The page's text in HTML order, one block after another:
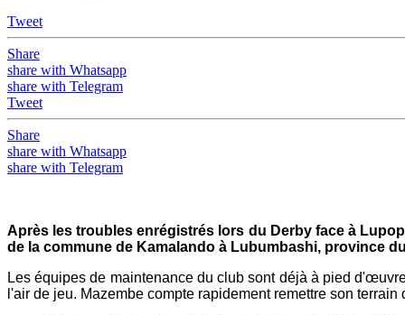
Tweet
Share
share with Whatsapp
share with Telegram
Tweet
Share
share with Whatsapp
share with Telegram
Après les troubles enrégistrés lors du Derby face à
de la commune de Kamalando à Lubumbashi, province
Les équipes de maintenance du club sont déjà à pied
l'air de jeu. Mazembe compte rapidement remettre son